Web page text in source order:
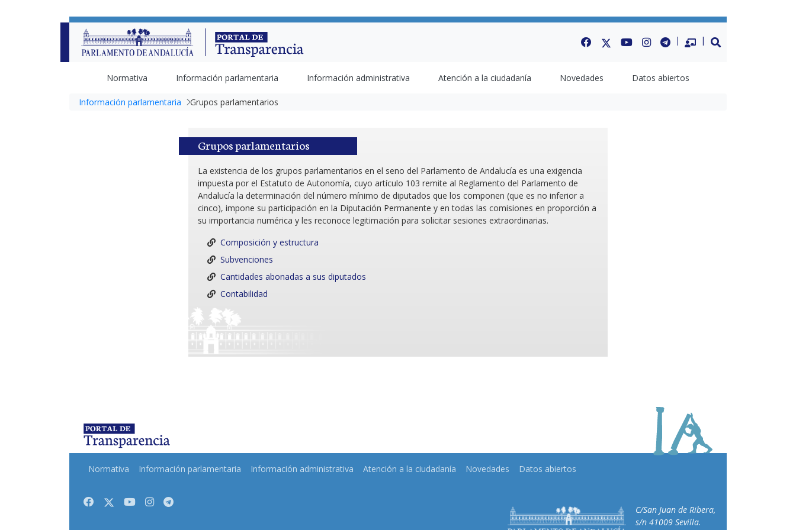
FacebookTwitterYoutubeInstagram
TelegramDatos Abiertos
Normativa Información parlamentaria Información administrativa Atención a la ciudadanía Novedades Datos abiertos
Información parlamentaria Grupos parlamentarios
Grupos parlamentarios
La existencia de los grupos parlamentarios en el seno del Parlamento de Andalucía es una exigencia
impuesta por el Estatuto de Autonomía, cuyo artículo 103 remite al Reglamento del Parlamento de
Andalucía la determinación del número mínimo de diputados que los componen (que es no inferior a
cinco), impone su participación en la Diputación Permanente y en todas las comisiones en proporción a
su importancia numérica y les reconoce legitimación para solicitar sesiones extraordinarias.
Composición y estructura
Subvenciones
Cantidades abonadas a sus diputados
Contabilidad
Normativa Información parlamentaria Información administrativa Atención a la ciudadanía Novedades Datos abiertos
FacebookTwitterYoutubeInstagram
Telegram
C/San Juan de Ribera,
s/n 41009 Sevilla.